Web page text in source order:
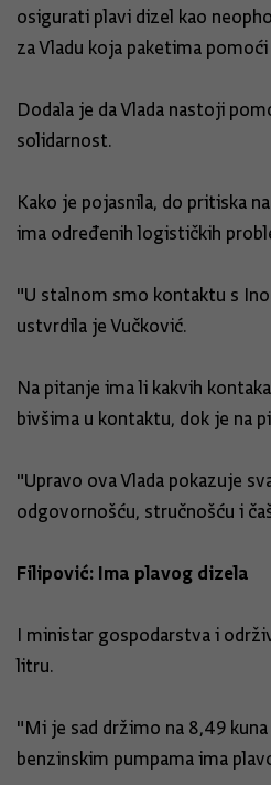
osigurati plavi dizel kao
za Vladu koja paketima
Dodala je da Vlada nastoji
solidarnost.
Kako je pojasnila, do pritiska
ima određenih logističkih
"U stalnom smo kontaktu s
ustvrdila je Vučković.
Na pitanje ima li kakvih
bivšima u kontaktu, dok je na
"Upravo ova Vlada pokazuje
odgovornošću, stručnošću i
Filipović: Ima plavog dizela
I ministar gospodarstva i
litru.
"Mi je sad držimo na 8,49
benzinskim pumpama ima